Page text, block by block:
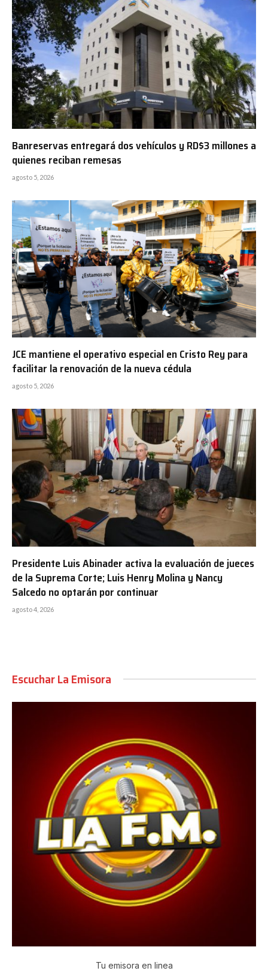
Banreservas entregará dos vehículos y RD$3 millones a
quienes reciban remesas
agosto 5, 2026
JCE mantiene el operativo especial en Cristo Rey para
facilitar la renovación de la nueva cédula
agosto 5, 2026
Presidente Luis Abinader activa la evaluación de jueces
de la Suprema Corte; Luis Henry Molina y Nancy
Salcedo no optarán por continuar
agosto 4, 2026
Escuchar La Emisora
Tu emisora en linea